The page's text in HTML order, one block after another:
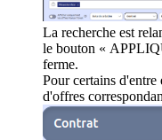
La recherche est
le bouton «
ferme.
Pour certains
d'offres